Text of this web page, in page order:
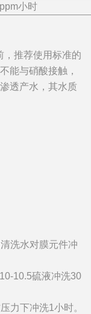
小时
，推荐使用标准的
能与硝酸接触，
透产水，其水质
洗水对膜元件冲
10.5硫液冲洗30
力下冲洗1小时。